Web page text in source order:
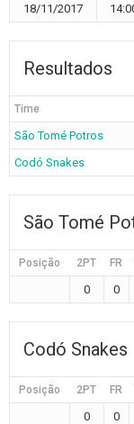
18/11/2017
Resultados
Time
São Tomé Potros
Codó Snakes
São Tomé
Posição 2PT FR
0 0
Codó Snakes
Posição 2PT FR
0 0